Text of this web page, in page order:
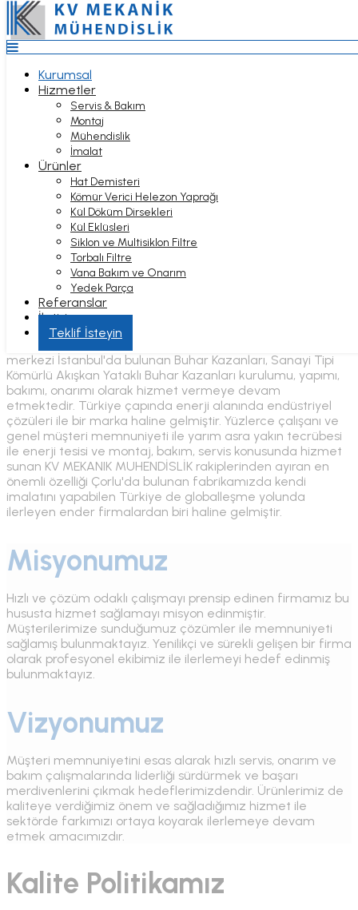
Top
Anasayfa
Kurumsal
Hizmetler
Servis & Bakım
Montaj
Mühendislik
İmalat
Ürünler
Hat Demisteri
Kömür Verici Helezon Yaprağı
Kül Döküm Dirsekleri
Kül Eklüsleri
Siklon ve Multisiklon Filtre
Torbalı Filtre
Vana Bakım ve Onarım
Yedek Parça
Referanslar
İletişim
Hizmet Bölgeleri
Kurumsal
Hizmetler
Servis & Bakım
Montaj
Mühendislik
İmalat
Ürünler
Hat Demisteri
Kömür Verici Helezon Yaprağı
Kül Döküm Dirsekleri
Kül Eklüsleri
Siklon ve Multisiklon Filtre
Torbalı Filtre
Vana Bakım ve Onarım
Yedek Parça
Referanslar
İletişim
Teklif İsteyin
KURUMSAL
Kurumsal
Hakkımızda
KV Mekanik & Mühendislik 1970 yıllarında başladığımız
merkezi İstanbul'da bulunan Buhar Kazanları, Sanayi Tipi
Kömürlü Akışkan Yataklı Buhar Kazanları kurulumu, yapımı,
bakımı, onarımı olarak hizmet vermeye devam
etmektedir. Türkiye çapında enerji alanında endüstriyel
çözüleri ile bir marka haline gelmiştir. Yüzlerce çalışanı ve
genel müşteri memnuniyeti ile yarım asra yakın tecrübesi
ile enerji tesisi ve montaj, bakım, servis konusunda hizmet
sunan KV MEKANIK MUHENDİSLİK rakiplerinden ayıran en
önemli özelliği Çorlu'da bulunan fabrikamızda kendi
imalatını yapabilen Türkiye de globalleşme yolunda
ilerleyen ender firmalardan biri haline gelmiştir.
Misyonumuz
Hızlı ve çözüm odaklı çalışmayı prensip edinen firmamız bu
hususta hizmet sağlamayı misyon edinmiştir.
Müşterilerimize sunduğumuz çözümler ile memnuniyeti
sağlamış bulunmaktayız. Yenilikçi ve sürekli gelişen bir firma
olarak profesyonel ekibimiz ile ilerlemeyi hedef edinmiş
bulunmaktayız.
Vizyonumuz
Müşteri memnuniyetini esas alarak hızlı servis, onarım ve
bakım çalışmalarında liderliği sürdürmek ve başarı
merdivenlerini çıkmak hedeflerimizdendir. Ürünlerimiz de
kaliteye verdiğimiz önem ve sağladığımız hizmet ile
sektörde farkımızı ortaya koyarak ilerlemeye devam
etmek amacımızdır.
Kalite Politikamız